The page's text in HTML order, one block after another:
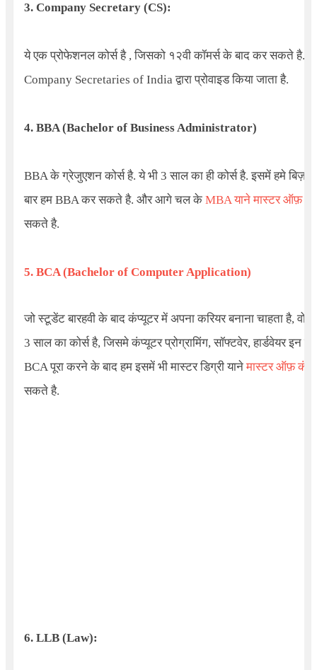
3. Company Secretary (CS):
ये एक प्रोफेशनल कोर्स है , जिसको १२वी कॉमर्स के बाद कर सकते है.
Company Secretaries of Indiaद्वारा प्रोवाइड किया जाता है.
4.BBA (Bachelor of Business Administrator)
BBA के ग्रेजुएशन कोर्स है. ये भी 3 साल का ही कोर्स है. इसमें हमे
बार हम BBA कर सकते है. और आगे चल के MBA याने मास्टर ऑफ़
सकते है.
5. BCA (Bachelor of Computer Application)
जो स्टूडेंट बारहवी के बाद कंप्यूटर में अपना करियर बनाना चाहता है,
3 साल का कोर्स है, जिसमे कंप्यूटर प्रोग्रामिंग, सॉफ्टवेर, हार्डवेयर इन
BCA पूरा करने के बाद हम इसमें भी मास्टर डिग्री यानेमास्टर ऑफ़
सकते है.
6. LLB (Law):